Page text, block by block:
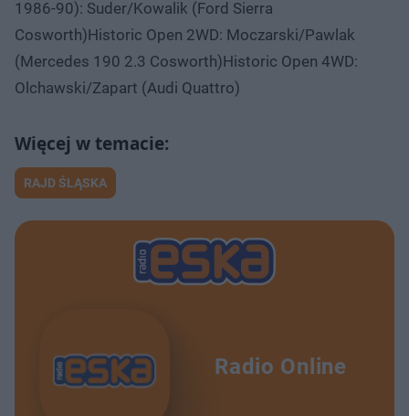
1986-90): Suder/Kowalik (Ford Sierra
Cosworth)Historic Open 2WD: Moczarski/Pawlak
(Mercedes 190 2.3 Cosworth)Historic Open 4WD:
Olchawski/Zapart (Audi Quattro)
RAJD ŚLĄSKA
Radio Online